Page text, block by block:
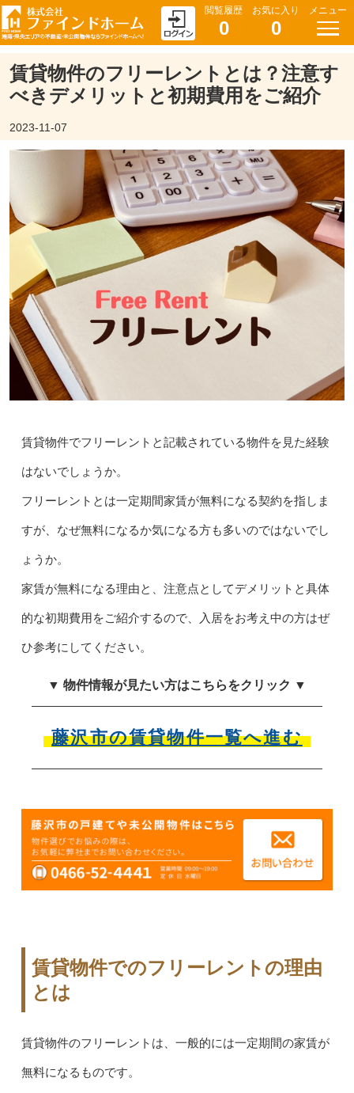
閲覧履歴
0
お気に入り
0
メニュー
賃貸物件のフリーレントとは？注意す
べきデメリットと初期費用をご紹介
2023-11-07
賃貸物件でフリーレントと記載されている物件を見た経験
はないでしょうか。
フリーレントとは一定期間家賃が無料になる契約を指しま
すが、なぜ無料になるか気になる方も多いのではないでし
ょうか。
家賃が無料になる理由と、注意点としてデメリットと具体
的な初期費用をご紹介するので、入居をお考え中の方はぜ
ひ参考にしてください。
▼ 物件情報が見たい方はこちらをクリック ▼
藤沢市の賃貸物件一覧へ進む
賃貸物件でのフリーレントの理由
とは
賃貸物件のフリーレントは、一般的には一定期間の家賃が
無料になるものです。